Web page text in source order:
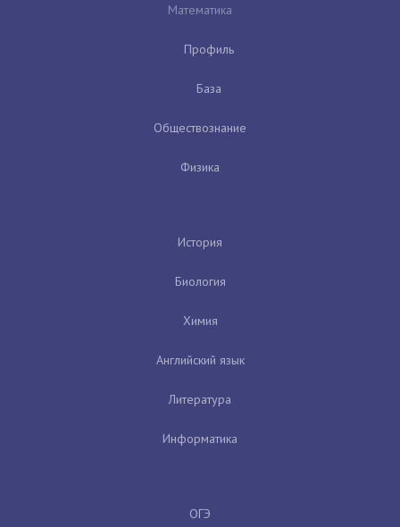
Математика
Профиль
База
Обществознание
Физика
История
Биология
Химия
Английский язык
Литература
Информатика
ОГЭ